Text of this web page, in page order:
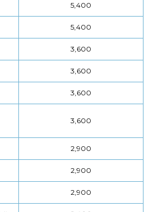
5,400
5,400
3,600
3,600
3,600
3,600
2,900
2,900
2,900